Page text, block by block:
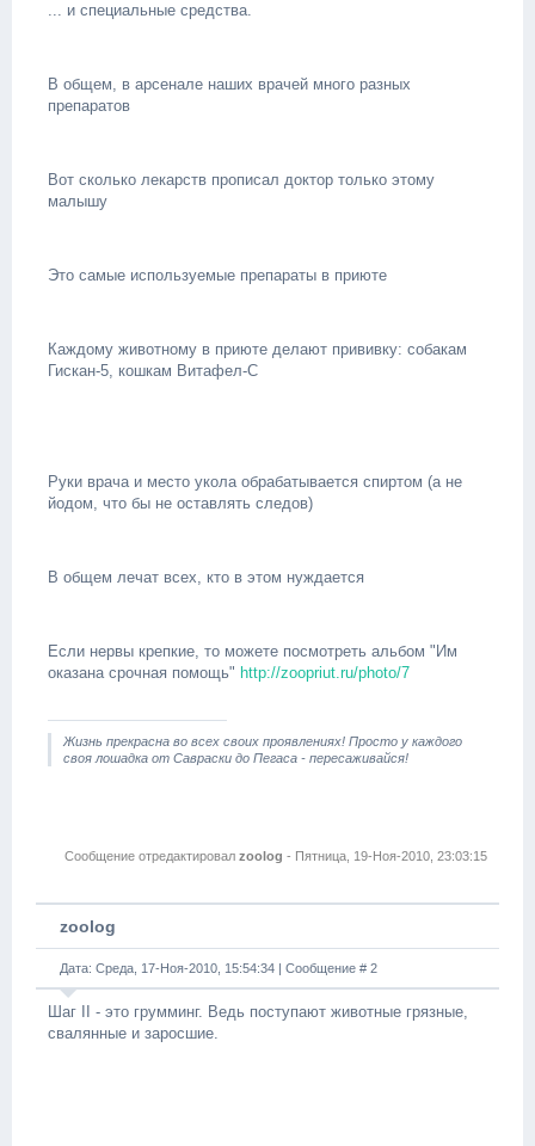
... и специальные средства.
В общем, в арсенале наших врачей много разных
препаратов
Вот сколько лекарств прописал доктор только этому
малышу
Это самые используемые препараты в приюте
Каждому животному в приюте делают прививку: собакам
Гискан-5, кошкам Витафел-С
Руки врача и место укола обрабатывается спиртом (а не
йодом, что бы не оставлять следов)
В общем лечат всех, кто в этом нуждается
Если нервы крепкие, то можете посмотреть альбом "Им
оказана срочная помощь" http://zoopriut.ru/photo/7
Жизнь прекрасна во всех своих проявлениях! Просто у каждого
своя лошадка от Савраски до Пегаса - пересаживайся!
Сообщение отредактировал zoolog - Пятница, 19-Ноя-2010, 23:03:15
zoolog
Дата: Среда, 17-Ноя-2010, 15:54:34 | Сообщение # 2
Шаг II - это грумминг. Ведь поступают животные грязные,
свалянные и заросшие.